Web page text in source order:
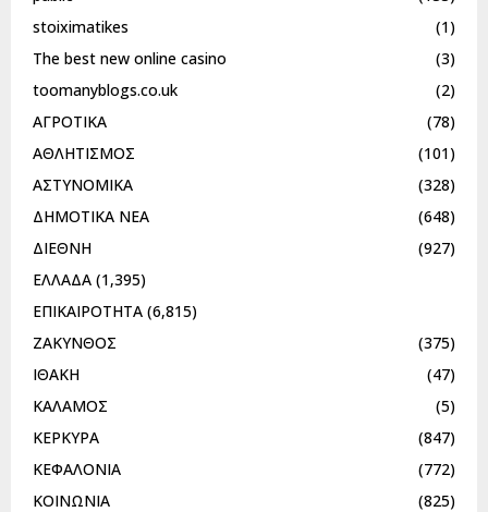
stoiximatikes
(1)
The best new online casino
(3)
toomanyblogs.co.uk
(2)
ΑΓΡΟΤΙΚΑ
(78)
ΑΘΛΗΤΙΣΜΟΣ
(101)
ΑΣΤΥΝΟΜΙΚΑ
(328)
ΔΗΜΟΤΙΚΑ ΝΕΑ
(648)
ΔΙΕΘΝΗ
(927)
ΕΛΛΑΔΑ (1,395)
ΕΠΙΚΑΙΡΟΤΗΤΑ (6,815)
ΖΑΚΥΝΘΟΣ
(375)
ΙΘΑΚΗ
(47)
ΚΑΛΑΜΟΣ
(5)
ΚΕΡΚΥΡΑ
(847)
ΚΕΦΑΛΟΝΙΑ
(772)
ΚΟΙΝΩΝΙΑ
(825)